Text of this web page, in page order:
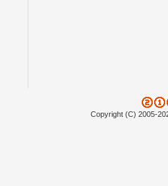
Copyright (C) 2005-